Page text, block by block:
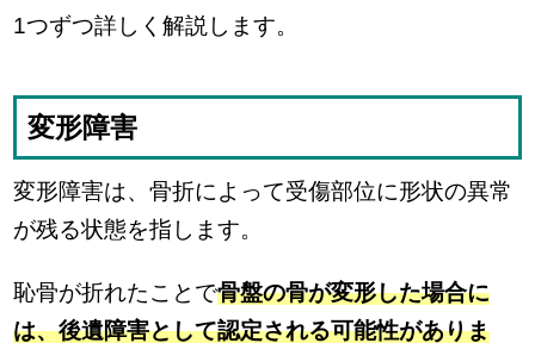
1つずつ詳しく解説します。
変形障害
変形障害は、骨折によって受傷部位に形状の異常
が残る状態を指します。
恥骨が折れたことで骨盤の骨が変形した場合に
は、後遺障害として認定される可能性がありま